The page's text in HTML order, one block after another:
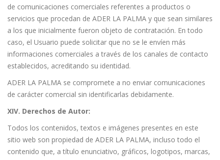
de comunicaciones comerciales referentes a productos o
servicios que procedan de ADER LA PALMA y que sean similares
a los que inicialmente fueron objeto de contratación. En todo
caso, el Usuario puede solicitar que no se le envíen más
informaciones comerciales a través de los canales de contacto
establecidos, acreditando su identidad.
ADER LA PALMA se compromete a no enviar comunicaciones
de carácter comercial sin identificarlas debidamente.
XIV. Derechos de Autor:
Todos los contenidos, textos e imágenes presentes en este
sitio web son propiedad de ADER LA PALMA, incluso todo el
contenido que, a título enunciativo, gráficos, logotipos, marcas,